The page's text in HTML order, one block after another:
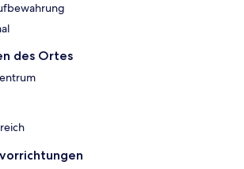
des Ortes